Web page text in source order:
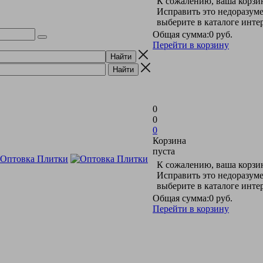
Исправить это
выберите в каталоге
Общая сумма:0 руб.
Перейти в корзину
0
0
0
Корзина
пуста
К сожалению, ваша
Исправить это
выберите в каталоге
Общая сумма:0 руб.
Перейти в корзину